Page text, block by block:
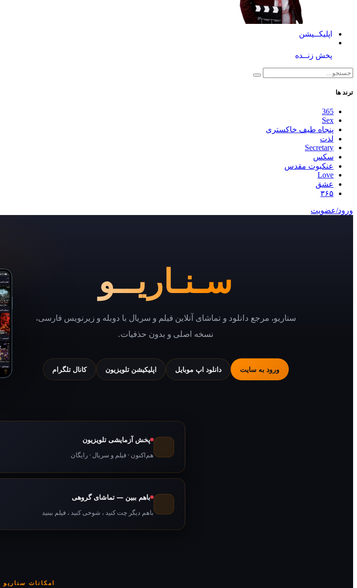
اپلیکــیشن
پخش زنــده
ترند ها
365
Sex
پنجاه طیف خاکستری
لذت
Secretary
سکس
عنکبوت مقدس
Love
عشق
۳۶۵
ورود/عضویت
سـنـاریــو
سناریو، مرجع دانلود و تماشای آنلاین فیلم و سریال با دوبله و زیرنویس فارسی،
نسخه اصلی و بدون حذفیات.
ورود به سایت دانلود اپ موبایل اپلیکیشن تلویزیون کانال تلگرام
پخش آزمایشی تلویزیون
هم‌اکنون · فیلم و سریال · رایگان
باهم ببین — تماشای گروهی
باهم دیگر چت کنید ، شوخی کنید ، فیلم ببنید
امکانات سناریو